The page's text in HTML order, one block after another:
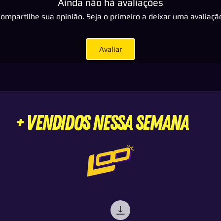
sua opinião. Seja o primeiro a deixar uma
Avaliar
+ VENDIDOS nessa semana